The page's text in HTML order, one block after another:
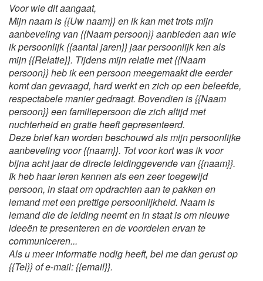
Voor wie dit aangaat,
Mijn naam is {{Uw naam}} en ik kan met trots mijn
aanbeveling van {{Naam persoon}} aanbieden aan wie
ik persoonlijk {{aantal jaren}} jaar persoonlijk ken als
mijn {{Relatie}}. Tijdens mijn relatie met {{Naam
persoon}} heb ik een persoon meegemaakt die eerder
komt dan gevraagd, hard werkt en zich op een beleefde,
respectabele manier gedraagt. Bovendien is {{Naam
persoon}} een familiepersoon die zich altijd met
nuchterheid en gratie heeft gepresenteerd.
Deze brief kan worden beschouwd als mijn persoonlijke
aanbeveling voor {{naam}}. Tot voor kort was ik voor
bijna acht jaar de directe leidinggevende van {{naam}}.
Ik heb haar leren kennen als een zeer toegewijd
persoon, in staat om opdrachten aan te pakken en
iemand met een prettige persoonlijkheid. Naam is
iemand die de leiding neemt en in staat is om nieuwe
ideeën te presenteren en de voordelen ervan te
communiceren...
Als u meer informatie nodig heeft, bel me dan gerust op
{{Tel}} of e-mail: {{email}}.